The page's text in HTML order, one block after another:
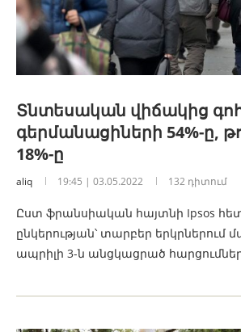
Տնտեսական վիճակից
գերմանացիների 54%-ը,
18%-ը
aliq 19:45 | 03.05.2022 132 դիտում
Ըստ ֆրանսիական հայտնի Ipsos
ընկերության՝ տարբեր երկրներում
ապրիլի 3-ն անցկացրած